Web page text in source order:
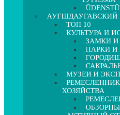
АУГШДАУГАВСКИЙ
ТОП 10
КУЛЬТУРА И
ЗАМКИ И
ПАРКИ И
МУЗЕИ И
ХОЗЯЙСТВА